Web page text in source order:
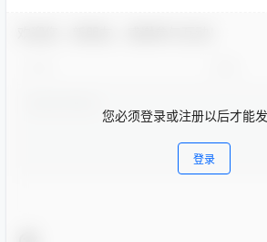
您必须登录或注册以后才能
登录